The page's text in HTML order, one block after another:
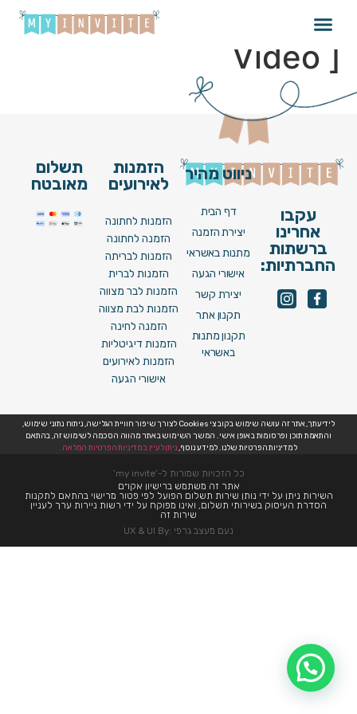
Bat Mitzva 056 [
Video ]
עקבו
אחרינו
ברשתות
החברתיות:
ניווט מהיר
דף הבית
יצירת הזמנה
מתנות באשראי
אישורי הגעה
יצירת קשר
תקנון אתר
תקנון מתנות
באשראי
הזמנות
לאירועים
הזמנות לחתונה
הזמנה לחתונה
הזמנות לבריתה
הזמנות לברית
הזמנות לבר מצווה
הזמנות לבת מצווה
הזמנה לחינה
הזמנות דיגיטליות
הזמנות לאירועים
אישורי הגעה
תשלום
מאובטח
לידיעתך, אתר זה עושה שימוש בקובצי Cookies לצורך שיפור חוויית הגלישה, ניתוח נתוני שימוש,
והתאמת תוכן ופרסומות באופן אישי. המשך השימוש באתר מהווה הסכמה לשימוש זה, בהתאם
למדיניות הפרטיות שלנו. למידע נוסף,ניתן לעיין במדיניות הפרטיות המלאה.
כל הזכויות שמורות ל-’my invite’
אתר זה משתמש ברישיון אקו״ם
השירות ניתן על ידי נותן שירות תשלום הפועל לפי פטור מרישוי בהתאם לתקנות
הסדרת העיסוק בשירותי תשלום, ואינו מפוקח על ידי רשות ניירות ערך לעניין
שירות זה
נעם מעצב גרפי :UX & UI By